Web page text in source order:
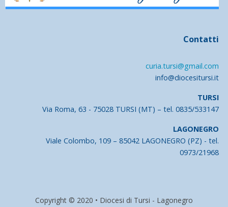
Contatti
curia.tursi@gmail.com
info@diocesitursi.it
TURSI
Via Roma, 63 - 75028 TURSI (MT) – tel. 0835/533147
LAGONEGRO
Viale Colombo, 109 – 85042 LAGONEGRO (PZ) - tel.
0973/21968
Copyright © 2020 • Diocesi di Tursi - Lagonegro